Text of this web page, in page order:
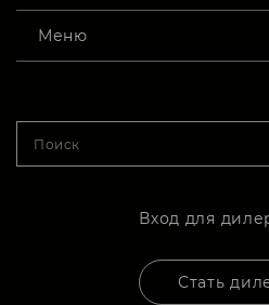
Меню
Вход для
Стать